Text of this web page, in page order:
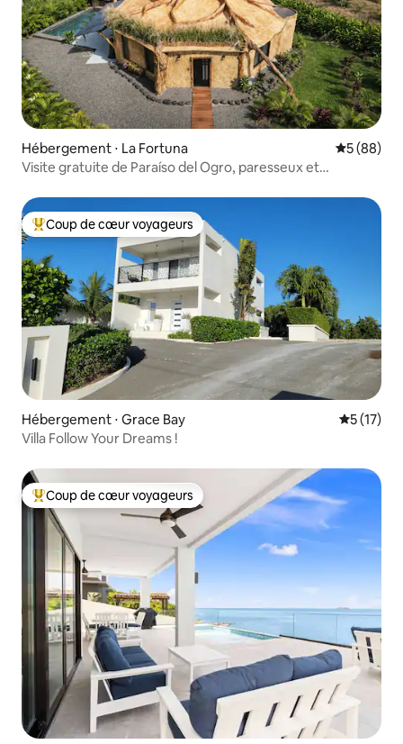
Hébergement ⋅ La Fortuna
5 (88)
Visite gratuite de Paraíso del Ogro, paresseux et
Coups de cœur voyageurs les plus appréciés
Coup de cœur voyageurs
Hébergement ⋅ Grace Bay
5 (17)
Villa Follow Your Dreams !
Coups de cœur voyageurs les plus appréciés
Coup de cœur voyageurs